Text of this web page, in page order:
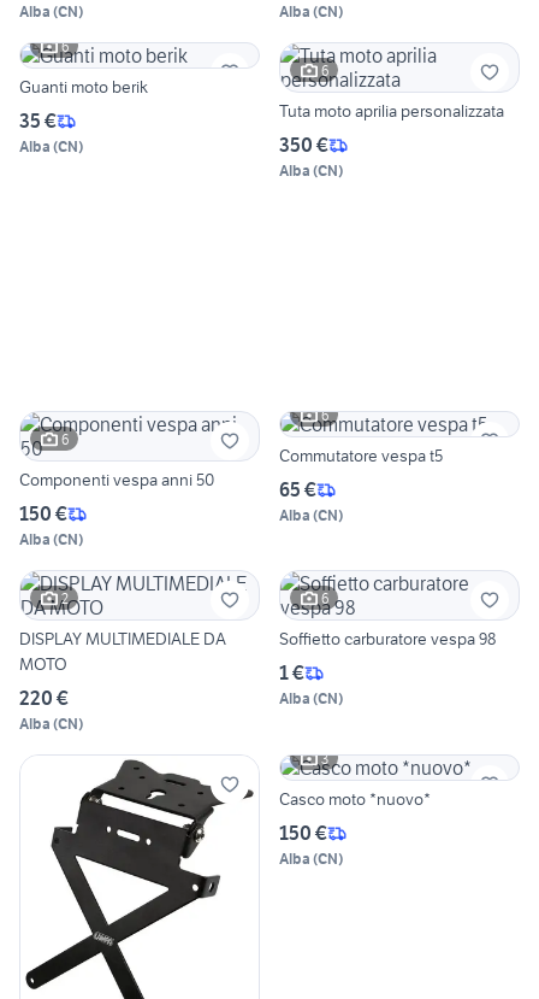
Alba (CN) Alba (CN)
6
Guanti moto berik
35 €
Alba (CN)
6
Tuta moto aprilia personalizzata
350 €
Alba (CN)
6
Componenti vespa anni 50
150 €
Alba (CN)
6
Commutatore vespa t5
65 €
Alba (CN)
2
DISPLAY MULTIMEDIALE DA
MOTO
220 €
Alba (CN)
6
Soffietto carburatore vespa 98
1 €
Alba (CN)
3
Casco moto *nuovo*
150 €
Alba (CN)